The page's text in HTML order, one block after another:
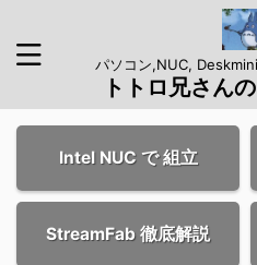
パソコン,NUC,
トトロ兄さん
Intel NUC で 組立
StreamFab 徹底解説